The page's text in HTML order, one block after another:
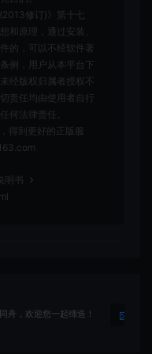
修订)》第十七
和原理，通过安装、
的，可以不经软件著
例，用户从本平台下
经版权归属者授权不
责任均由使用者自行
何法律责任。
得到更好的正版服
明书
舟，欢迎您一起缔造！